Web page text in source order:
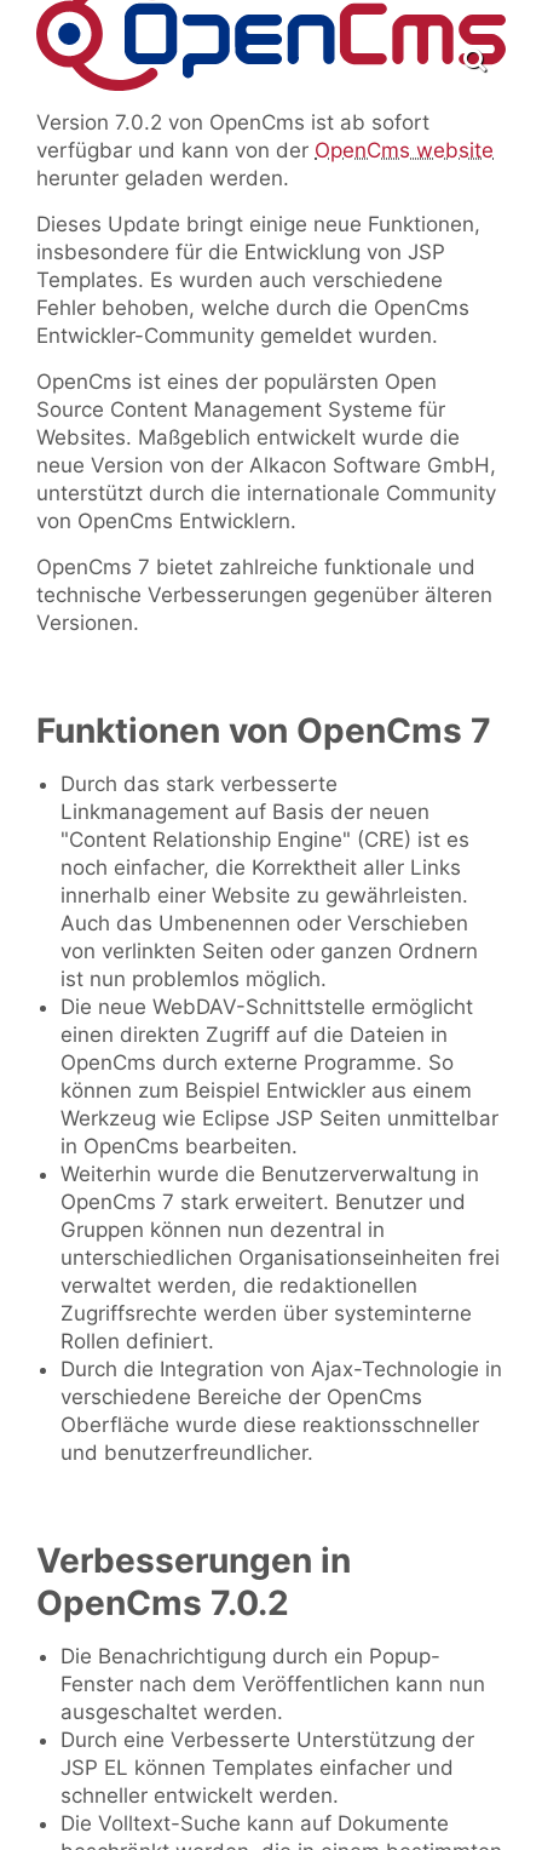
Version 7.0.2 von OpenCms ist ab sofort
verfügbar und kann von der OpenCms website
herunter geladen werden.
Dieses Update bringt einige neue Funktionen,
insbesondere für die Entwicklung von JSP
Templates. Es wurden auch verschiedene
Fehler behoben, welche durch die OpenCms
Entwickler-Community gemeldet wurden.
OpenCms ist eines der populärsten Open
Source Content Management Systeme für
Websites. Maßgeblich entwickelt wurde die
neue Version von der Alkacon Software GmbH,
unterstützt durch die internationale Community
von OpenCms Entwicklern.
OpenCms 7 bietet zahlreiche funktionale und
technische Verbesserungen gegenüber älteren
Versionen.
Funktionen von OpenCms 7
Durch das stark verbesserte
Linkmanagement auf Basis der neuen
"Content Relationship Engine" (CRE) ist es
noch einfacher, die Korrektheit aller Links
innerhalb einer Website zu gewährleisten.
Auch das Umbenennen oder Verschieben
von verlinkten Seiten oder ganzen Ordnern
ist nun problemlos möglich.
Die neue WebDAV-Schnittstelle ermöglicht
einen direkten Zugriff auf die Dateien in
OpenCms durch externe Programme. So
können zum Beispiel Entwickler aus einem
Werkzeug wie Eclipse JSP Seiten unmittelbar
in OpenCms bearbeiten.
Weiterhin wurde die Benutzerverwaltung in
OpenCms 7 stark erweitert. Benutzer und
Gruppen können nun dezentral in
unterschiedlichen Organisationseinheiten frei
verwaltet werden, die redaktionellen
Zugriffsrechte werden über systeminterne
Rollen definiert.
Durch die Integration von Ajax-Technologie in
verschiedene Bereiche der OpenCms
Oberfläche wurde diese reaktionsschneller
und benutzerfreundlicher.
Verbesserungen in
OpenCms 7.0.2
Die Benachrichtigung durch ein Popup-
Fenster nach dem Veröffentlichen kann nun
ausgeschaltet werden.
Durch eine Verbesserte Unterstützung der
JSP EL können Templates einfacher und
schneller entwickelt werden.
Die Volltext-Suche kann auf Dokumente